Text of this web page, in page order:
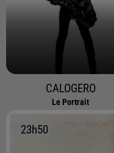
CALOGERO
Le Portrait
23h50
23h50